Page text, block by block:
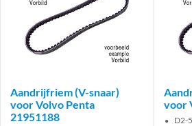
Aandrijfriem (V-snaar)
voor Volvo Penta
21951188
voor
D2-